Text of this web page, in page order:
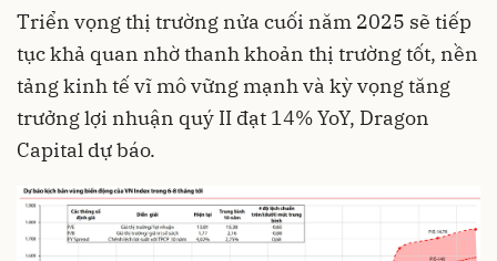
Triển vọng thị trường nửa cuối năm 2025 sẽ tiếp
tục khả quan nhờ thanh khoản thị trường tốt, nền
tảng kinh tế vĩ mô vững mạnh và kỳ vọng tăng
trưởng lợi nhuận quý II đạt 14% YoY, Dragon
Capital dự báo.